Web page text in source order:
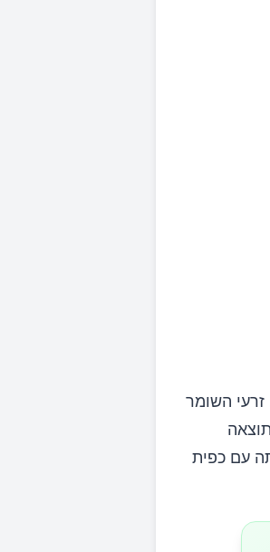
זרעי השומר
עם כפית